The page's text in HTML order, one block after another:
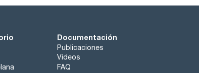
Documentación
Publicaciones
Videos
FAQ